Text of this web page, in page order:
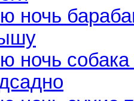
ночь
ночь